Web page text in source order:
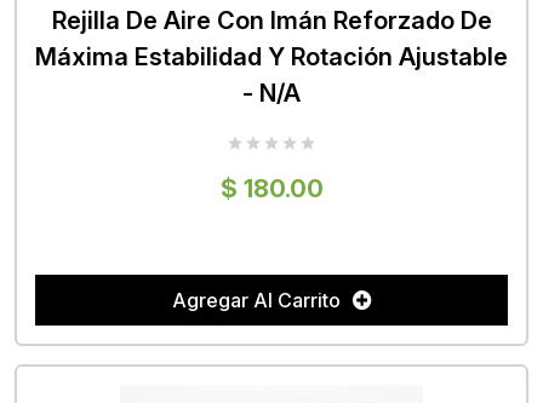
Rejilla De Aire Con Imán Reforzado De
Máxima Estabilidad Y Rotación Ajustable
- N/A
$ 180.00
Agregar Al Carrito